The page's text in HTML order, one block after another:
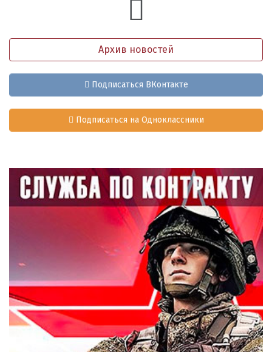
Архив новостей
Подписаться ВКонтакте
Подписаться на Одноклассники